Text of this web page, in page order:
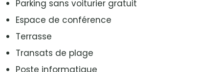
Parking sans voiturier gratuit
Espace de conférence
Terrasse
Transats de plage
Poste informatique